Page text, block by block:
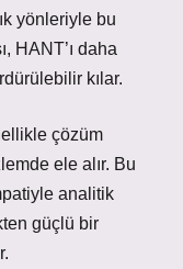
yönleriyle bu
HANT’ı daha
kılar.
çözüm
ele alır. Bu
analitik
güçlü bir